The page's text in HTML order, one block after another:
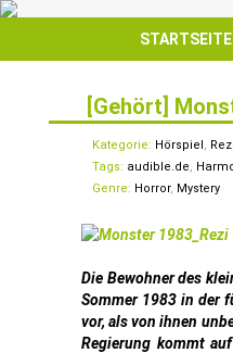
STARTSEITE
[Gehört]
Kategorie: Hörspiel,
Tags: audible.de,
Genre: Horror, Mystery
Die Bewohner des
Sommer 1983 in der
vor, als von ihnen
Regierung kommt